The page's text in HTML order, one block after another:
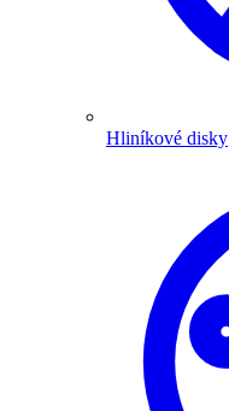
Hliníkové disky